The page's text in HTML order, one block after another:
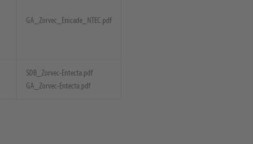
GA_Zorvec_Enicade_NTEC.pdf
SDB_Zorvec-Entecta.pdf
GA_Zorvec-Entecta.pdf